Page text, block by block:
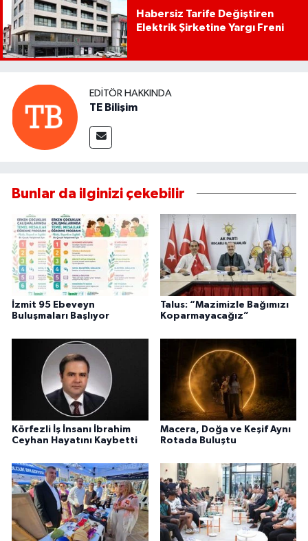
Habersiz Tarife Değiştiren
Elektrik Şirketine Yargı Freni
EDITÖR HAKKINDA
TE Bilişim
Bunlar da ilginizi çekebilir
İzmit 95 Ebeveyn
Buluşmaları Başlıyor
Talus: “Mazimizle Bağımızı
Koparmayacağız”
Körfezli İş İnsanı İbrahim
Ceyhan Hayatını Kaybetti
Macera, Doğa ve Keşif Aynı
Rotada Buluştu